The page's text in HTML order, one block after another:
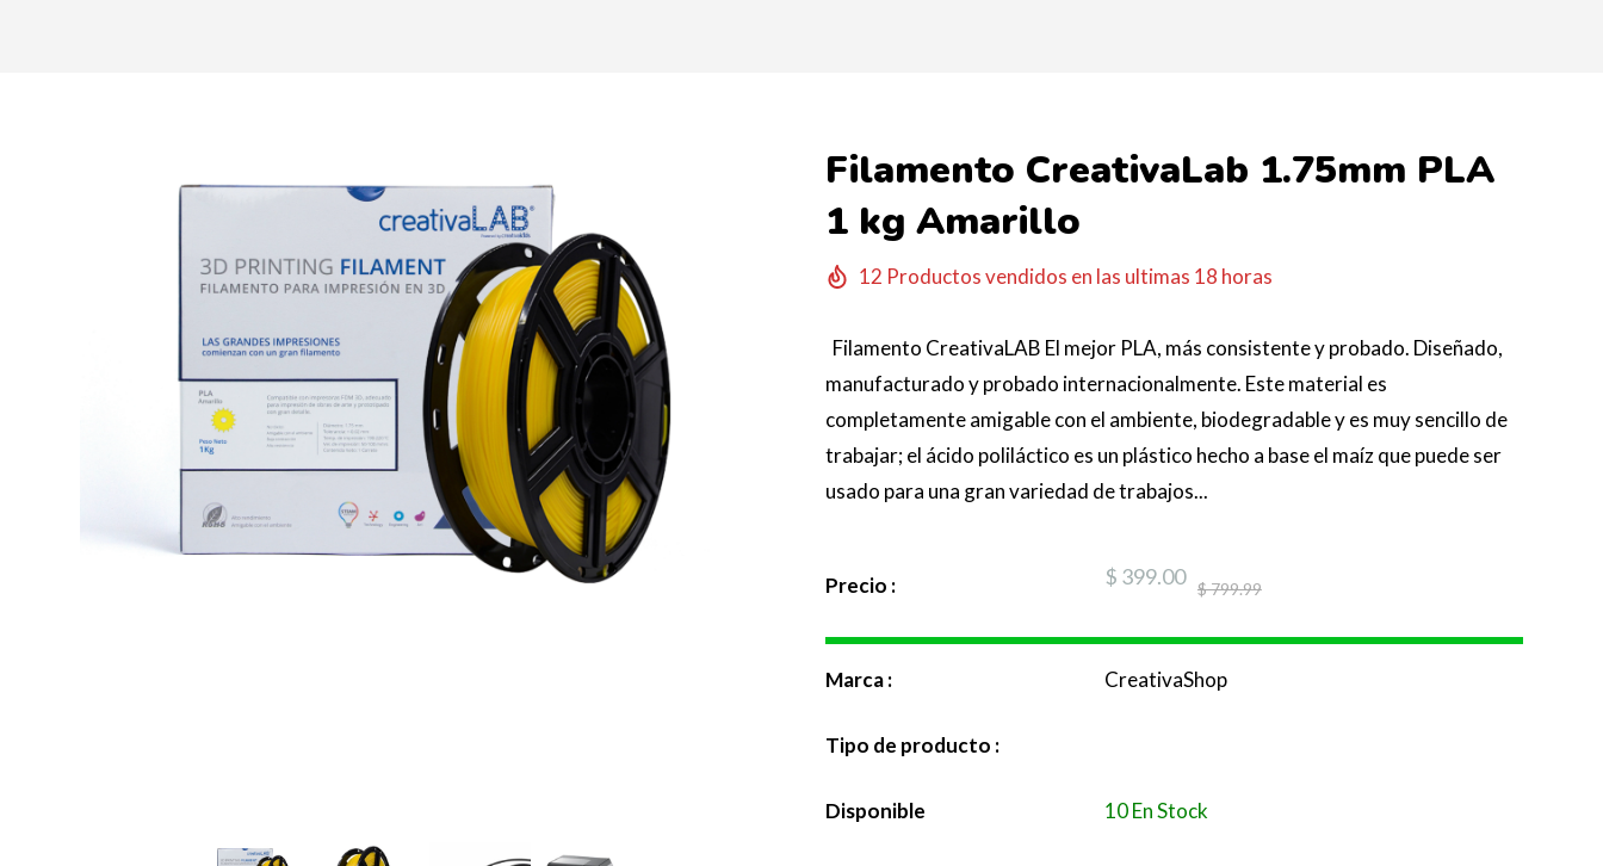
Filamento CreativaLab 1.75mm PLA
1 kg Amarillo
12 Productos vendidos en las ultimas 18 horas
Filamento CreativaLAB El mejor PLA, más consistente y probado. Diseñado,
manufacturado y probado internacionalmente. Este material es
completamente amigable con el ambiente, biodegradable y es muy sencillo de
trabajar; el ácido poliláctico es un plástico hecho a base el maíz que puede ser
usado para una gran variedad de trabajos...
Precio : $ 399.00 $ 799.99
Marca : CreativaShop
Tipo de producto :
Disponible 10 En Stock